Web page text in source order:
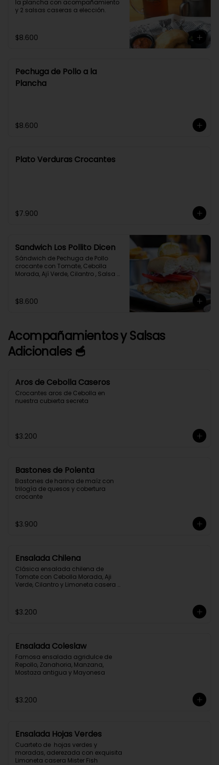
la plancha con acompañamiento
y 2 salsas caseras a elección.
$8.600
Pechuga de Pollo a la
Plancha
$8.600
Plato Verduras Crocantes
$7.900
Sandwich Los Pollito Dicen
Sándwich de Pechuga de Pollo
crocante con Tomate, Cebolla
Morada, Ají Verde, Cilantro , Salsa
Papas Fritas caseras y salsa
adicional de Alioli Albahaca.
$8.600
Acompañamientos y Salsas
Adicionales 🥣
Aros de Cebolla Caseros
Crocantes aros de Cebolla en
nuestra cubierta secreta
$3.200
Bastones de Polenta
Bastones de harina de maíz con
trilogía de quesos y cobertura
crocante
$3.900
Ensalada Chilena
Clásica ensalada chilena de
Tomate con Cebolla Morada, Aji
Verde, Cilantro y Limoneta casera
$3.200
Ensalada Coleslaw
Famosa ensalada agridulce de
Repollo, Zanahoria, Manzana,
Mostaza antigua y Mayonesa
$3.200
Ensalada Hojas Verdes
Cuarteto de  hojas verdes y
moradas, aderezada con exquisita
Limoneta casera Mister Fish